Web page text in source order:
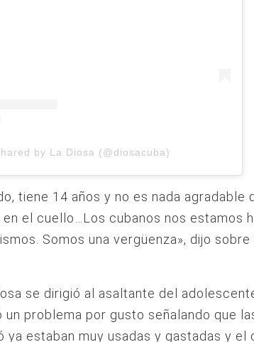
by La Diosa (@diosacuba)
tiene 14 años y no es nada agradable
en el cuello…Los cubanos nos estamos
Somos una vergüenza», dijo sobre
se dirigió al asaltante del
un problema por gusto señalando que
ya estaban muy usadas y gastadas y el